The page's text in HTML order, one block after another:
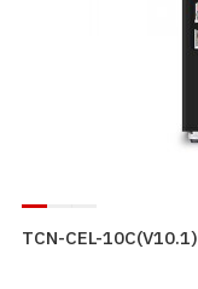
TCN-CEL-10C(V10.1)